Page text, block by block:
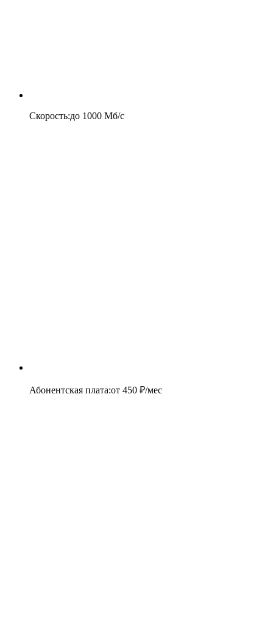
Скорость:до 1000 Мб/c
Абонентская плата:от 450 ₽/мес